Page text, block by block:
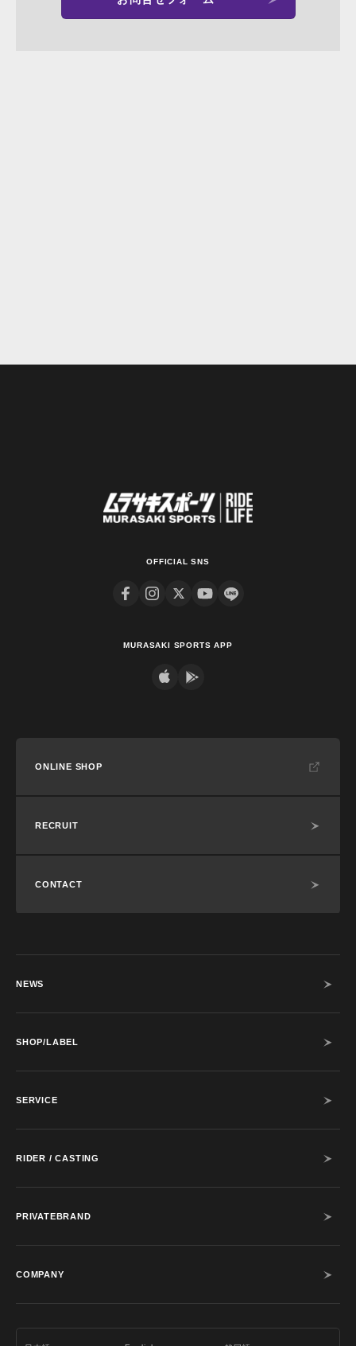
OFFICIAL SNS
MURASAKI SPORTS APP
ONLINE SHOP
RECRUIT
CONTACT
NEWS
SHOP/LABEL
SERVICE
RIDER / CASTING
PRIVATEBRAND
COMPANY